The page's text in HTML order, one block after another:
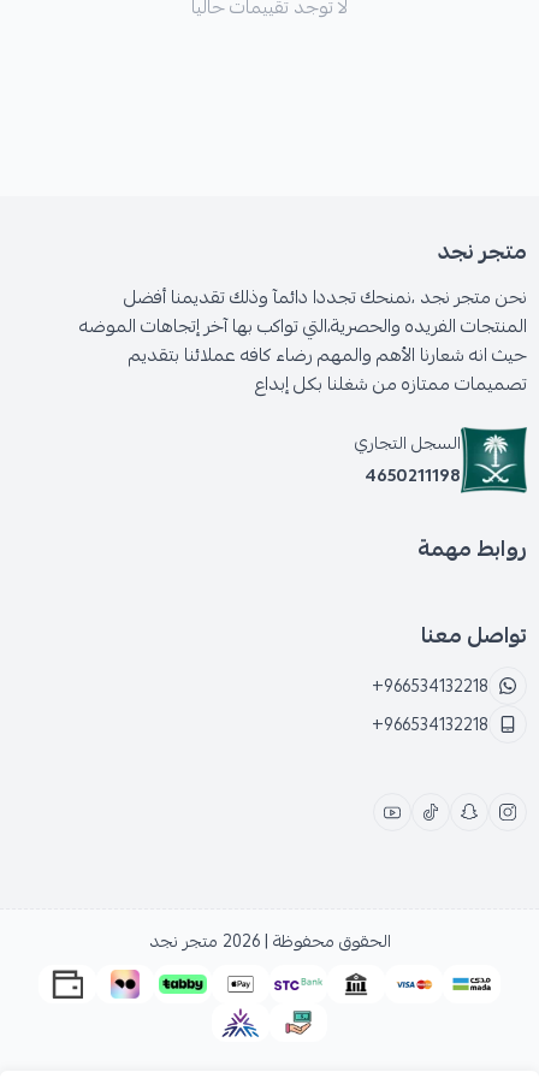
لا توجد تقييمات حاليا
متجر نجد
نحن متجر نجد ،نمنحك تجددا دائمآ وذلك تقديمنا أفضل
المنتجات الفريده والحصرية،التي تواكب بها آخر إتجاهات الموضه
حيث انه شعارنا الأهم والمهم رضاء كافه عملائنا بتقديم
تصميمات ممتازه من شغلنا بكل إبداع
السجل التجاري
4650211198
روابط مهمة
تواصل معنا
+966534132218
+966534132218
الحقوق محفوظة | 2026 متجر نجد